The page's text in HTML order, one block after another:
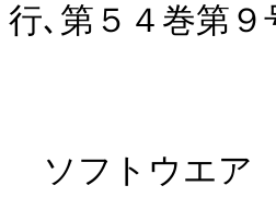
行､第５４巻第
ソフトウエア